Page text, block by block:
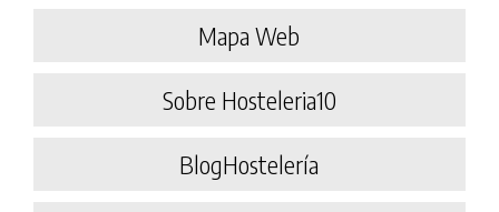
Mapa Web
Sobre Hosteleria10
BlogHostelería